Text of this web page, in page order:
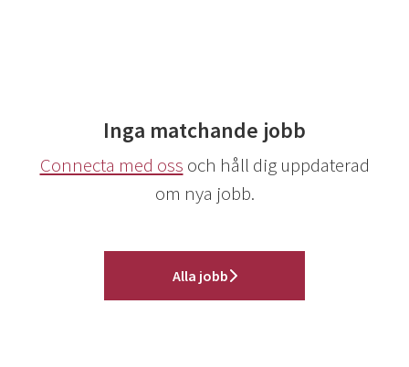
Inga matchande jobb
Connecta med oss och håll dig uppdaterad
om nya jobb.
Alla jobb